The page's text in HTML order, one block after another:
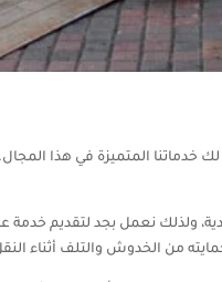
خدماتنا المتميزة في هذا
ولذلك نعمل بجد لتقديم
من الخدوش والتلف أثناء